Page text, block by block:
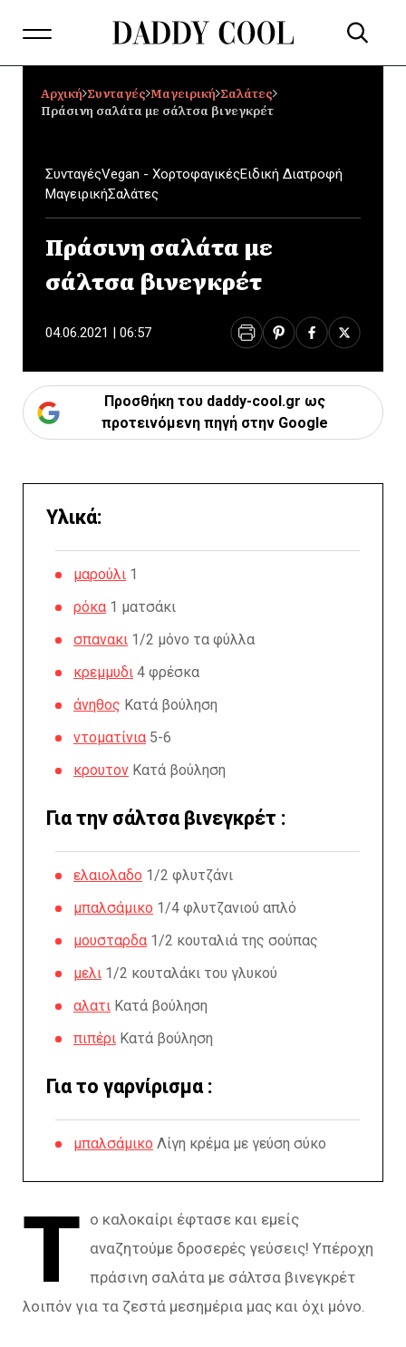
Αρχική Συνταγές Μαγειρική Σαλάτες
Πράσινη σαλάτα με σάλτσα βινεγκρέτ
ΣυνταγέςVegan - ΧορτοφαγικέςΕιδική Διατροφή
ΜαγειρικήΣαλάτες
Πράσινη σαλάτα με
σάλτσα βινεγκρέτ
04.06.2021 | 06:57
Προσθήκη του daddy-cool.gr ως
προτεινόμενη πηγή στην Google
Υλικά:
μαρούλι 1
ρόκα 1 ματσάκι
σπανακι 1/2 μόνο τα φύλλα
κρεμμυδι 4 φρέσκα
άνηθος Κατά βούληση
ντοματίνια 5-6
κρουτον Κατά βούληση
Για την σάλτσα βινεγκρέτ :
ελαιολαδο 1/2 φλυτζάνι
μπαλσάμικο 1/4 φλυτζανιού απλό
μουσταρδα 1/2 κουταλιά της σούπας
μελι 1/2 κουταλάκι του γλυκού
αλατι Κατά βούληση
πιπέρι Κατά βούληση
Για το γαρνίρισμα :
μπαλσάμικο Λίγη κρέμα με γεύση σύκο
Τ ο καλοκαίρι έφτασε και εμείς
αναζητούμε δροσερές γεύσεις! Υπέροχη
πράσινη σαλάτα με σάλτσα βινεγκρέτ
λοιπόν για τα ζεστά μεσημέρια μας και όχι μόνο.